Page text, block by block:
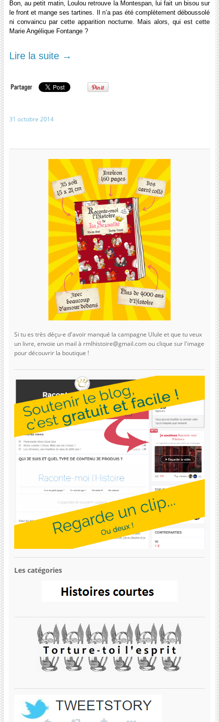
Bon, au petit matin, Loulou retrouve la Montespan, lui fait un bisou sur
le front et mange ses tartines. Il n’a pas été complètement déboussolé
ni convaincu par cette apparition nocturne. Mais alors, qui est cette
Marie Angélique Fontange ?
Lire la suite →
31 octobre 2014
Si tu es très déçu-e d'avoir manqué la campagne Ulule et que tu veux
un livre, envoie un mail à rmlhistoire@gmail.com ou clique sur l'image
pour découvrir la boutique !
Les catégories